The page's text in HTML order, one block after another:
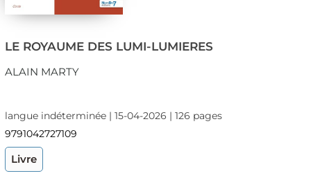
LE ROYAUME DES LUMI-LUMIERES
ALAIN MARTY
langue indéterminée | 15-04-2026 | 126 pages
9791042727109
Livre